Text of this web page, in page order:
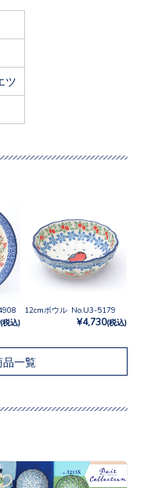
ツ
(税込)
12cmボウル No.U3-5179
¥4,730(税込)
品一覧